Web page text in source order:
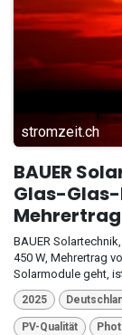
stromzeit.ch
BAUER
Glas-Glas-
Mehrertrag
BAUER
450 W, Mehrertrag
Solarmodule geht,
2025
PV-Qualität